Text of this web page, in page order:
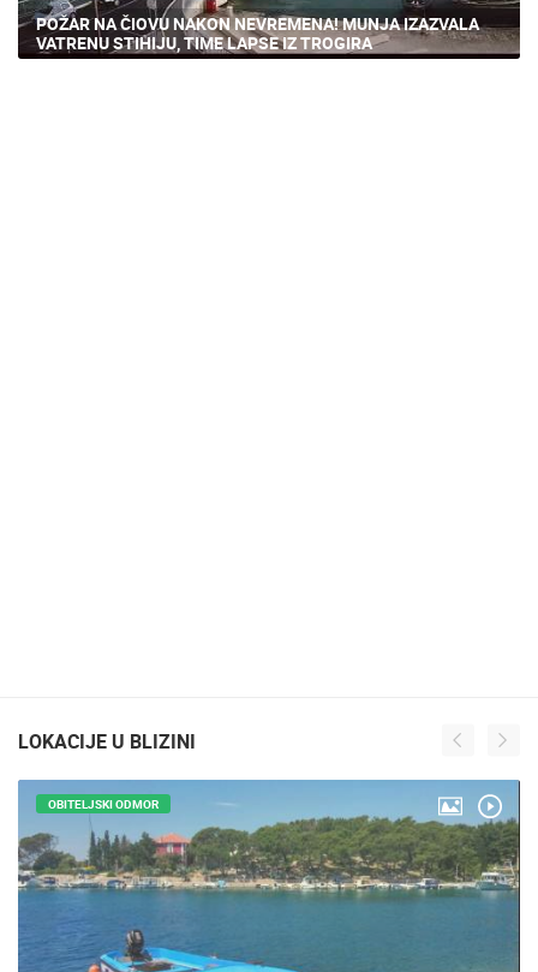
POŽAR NA ČIOVU NAKON NEVREMENA! MUNJA IZAZVALA
VATRENU STIHIJU, TIME LAPSE IZ TROGIRA
LOKACIJE U BLIZINI
OBITELJSKI ODMOR